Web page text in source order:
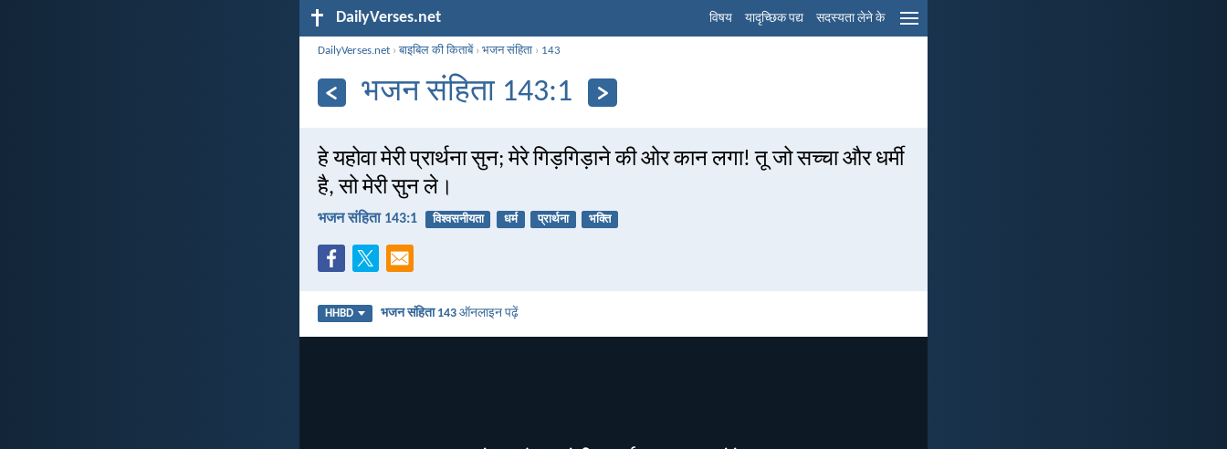
DailyVerses.net विषय यादृच्छिक पद्य सदस्यता लेने के
DailyVerses.net ›बाइबिल की किताबें›भजन संहिता › 143
भजन संहिता 143:1
हे यहोवा मेरी प्रार्थना सुन; मेरे गिड़गिड़ाने की ओर कान लगा! तू जो सच्चा और धर्मी
है, सो मेरी सुन ले।
भजन संहिता 143:1 विश्वसनीयता धर्म प्रार्थना भक्ति
HHBD भजन संहिता 143 ऑनलाइन पढ़ें